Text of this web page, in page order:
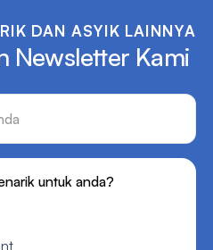
DAN ASYIK LAINNYA
Newsletter Kami
untuk anda?